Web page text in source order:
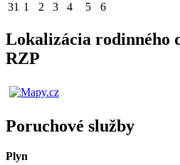
31 1 2 3 4 5 6
Lokalizácia rodinného
RZP
Poruchové služby
Plyn